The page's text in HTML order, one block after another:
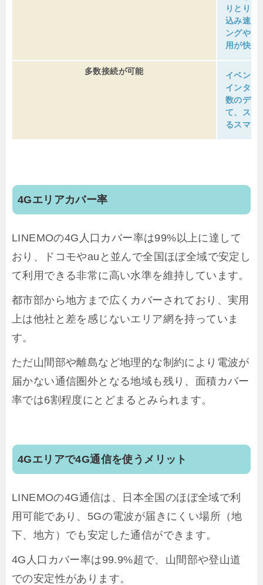
りとりで
込み速度
ングやリ
用が快適
多数接続が可能
イベント
インター
数のデジ
て、スマ
るスマー
4Gエリアカバー率
LINEMOの4G人口カバー率は99%以上に達して
おり、ドコモやauと並んで全国ほぼ全域で安定し
て利用できる非常に高い水準を維持しています。
都市部から地方まで広くカバーされており、実用
上は他社と差を感じないエリア網を持っていま
す。
ただ山間部や離島など地理的な制約により電波が
届かない通信圏外となる地域も残り、面積カバー
率では6割程度にとどまるとみられます。
4Gエリアで4G通信を使うメリット
LINEMOの4G通信は、日本全国のほぼ全域で利
用可能であり、5Gの電波が届きにくい場所（地
下、地方）でも安定した通信ができます。
4G人口カバー率は99.9%超で、山間部や登山道
での安定性があります。